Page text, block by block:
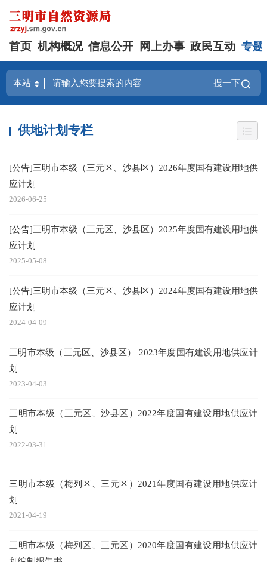
首页 机构概况 信息公开 网上办事 政民互动 专题
搜一下
供地计划专栏
[公告]三明市本级（三元区、沙县区）2026年度国有建设用地供
应计划
2026-06-25
[公告]三明市本级（三元区、沙县区）2025年度国有建设用地供
应计划
2025-05-08
[公告]三明市本级（三元区、沙县区）2024年度国有建设用地供
应计划
2024-04-09
三明市本级（三元区、沙县区） 2023年度国有建设用地供应计
划
2023-04-03
三明市本级（三元区、沙县区）2022年度国有建设用地供应计
划
2022-03-31
三明市本级（梅列区、三元区）2021年度国有建设用地供应计
划
2021-04-19
三明市本级（梅列区、三元区）2020年度国有建设用地供应计